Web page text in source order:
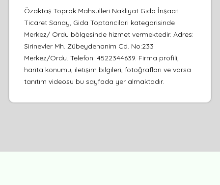
Özaktaş Toprak Mahsulleri Nakliyat Gıda İnşaat
Ticaret Sanay, Gida Toptancilari kategorisinde
Merkez/ Ordu bölgesinde hizmet vermektedir. Adres:
Sirinevler Mh. Zübeydehanim Cd. No:233
Merkez/Ordu. Telefon: 4522344639. Firma profili,
harita konumu, iletişim bilgileri, fotoğrafları ve varsa
tanıtım videosu bu sayfada yer almaktadır.